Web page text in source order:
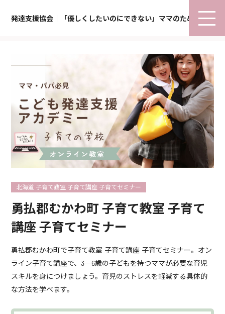
発達支援協会｜「優しくしたいのにできない」ママのための子育て
勇払郡むかわ町 子育て教室 子育て
講座 子育てセミナー
勇払郡むかわ町で子育て教室 子育て講座 子育てセミナー。オン
ライン子育て講座で、3－6歳の子どもを持つママが必要な育児
スキルを身につけましょう。育児のストレスを軽減する具体的
な方法を学べます。
北海道 子育て教室 子育て講座 子育てセミナー